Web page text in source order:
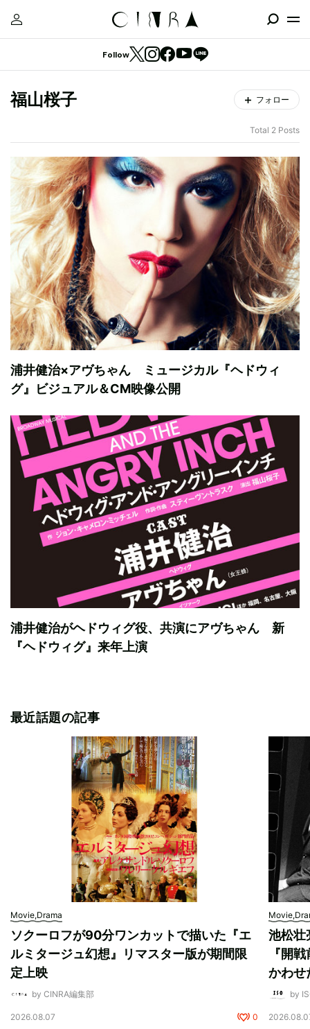
Follow
福山桜子 フォロー
Total 2 Posts
浦井健治×アヴちゃん ミュージカル『ヘドウィ
グ』ビジュアル＆CM映像公開
浦井健治がヘドウィグ役、共演にアヴちゃん 新
『ヘドウィグ』来年上演
最近話題の記事
Movie,Drama
ソクーロフが90分ワンカットで描いた『エ
ルミタージュ幻想』リマスター版が期間限
定上映
by CINRA編集部
2026.08.07 0
池松壮
『開
かわせ
by